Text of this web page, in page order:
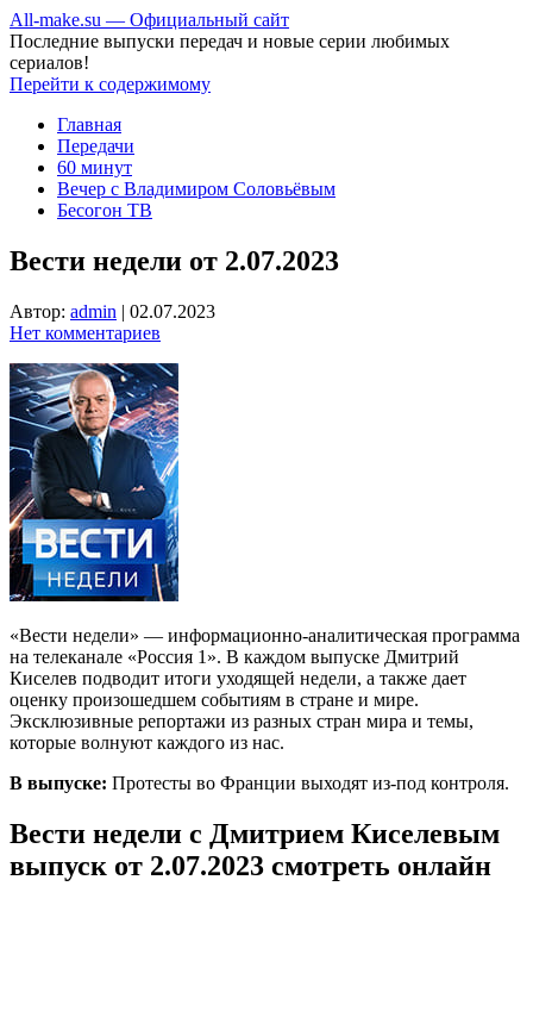
All-make.su — Официальный сайт
Последние выпуски передач и новые серии любимых
сериалов!
Перейти к содержимому
Главная
Передачи
60 минут
Вечер с Владимиром Соловьёвым
Бесогон ТВ
Вести недели от 2.07.2023
Автор: admin | 02.07.2023
Нет комментариев
«Вести недели» — информационно-аналитическая программа
на телеканале «Россия 1». В каждом выпуске Дмитрий
Киселев подводит итоги уходящей недели, а также дает
оценку произошедшем событиям в стране и мире.
Эксклюзивные репортажи из разных стран мира и темы,
которые волнуют каждого из нас.
В выпуске: Протесты во Франции выходят из-под контроля.
Вести недели с Дмитрием Киселевым
выпуск от 2.07.2023 смотреть онлайн